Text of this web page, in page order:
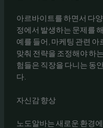
아르바이트를 하면서 다
정에서 발생하는 문제를
예를 들어, 마케팅 관련
맞춰 전략을 조정해야 하
험들은 직장을 다니는 동
다.
자신감 향상
노도알바는 새로운 환경